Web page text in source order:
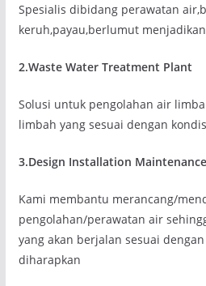
Spesialis dibidang perawatan
keruh,payau,berlumut
2.Waste Water Treatment Plant
Solusi untuk pengolahan air
limbah yang sesuai dengan
3.Design Installation
Kami membantu merancang/
pengolahan/perawatan air
yang akan berjalan sesuai
diharapkan